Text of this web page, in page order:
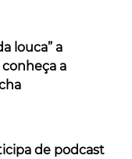
louca” a
a
de podcast